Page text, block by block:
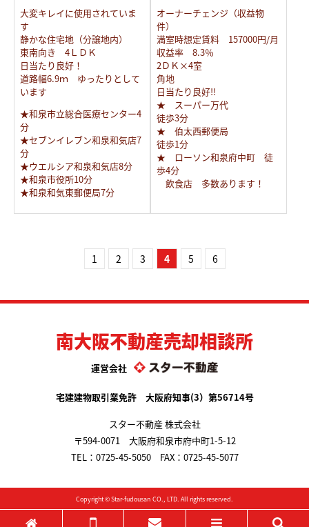
大変キレイに使用されていま
す
静かな住宅地（分譲地内）
東南向き 4ＬＤＫ
日当たり良好！
道路幅6.9ｍ ゆったりとして
います
★和泉市立総合医療センター4
分
★セブンイレブン和泉和気店7
分
★ウエルシア和泉和気店8分
★和泉市役所10分
★和泉和気東郵便局7分
オーナーチェンジ（収益物
件）
満室時想定賃料 157000円/月
収益率 8.3％
2ＤＫ×4室
角地
日当たり良好‼
★ スーパー万代
徒歩3分
★ 伯太西郵便局
徒歩1分
★ ローソン和泉府中町 徒
歩4分
飲食店 多数あります！
1 2 3 4 5 6
南大阪不動産売却相談所
運営会社
宅建建物取引業免許 大阪府知事(3）第56714号
スター不動産 株式会社
〒594-0071 大阪府和泉市府中町1-5-12
TEL： 0725-45-5050 FAX：0725-45-5077
Copyright ©Star-fudousan CO., LTD. All rights reserved.
ホーム 電話する メールする メニュー